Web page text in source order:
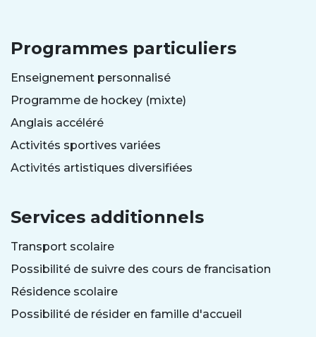
Programmes particuliers
Enseignement personnalisé
Programme de hockey (mixte)
Anglais accéléré
Activités sportives variées
Activités artistiques diversifiées
Services additionnels
Transport scolaire
Possibilité de suivre des cours de francisation
Résidence scolaire
Possibilité de résider en famille d'accueil